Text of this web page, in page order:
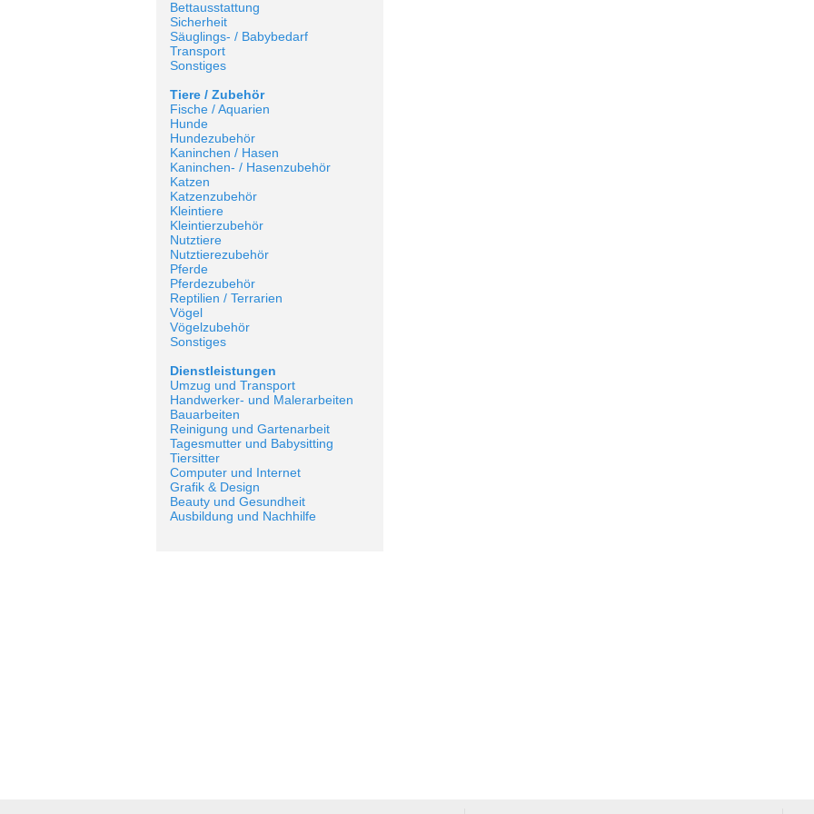
Bettausstattung
Sicherheit
Säuglings- / Babybedarf
Transport
Sonstiges
Tiere / Zubehör
Fische / Aquarien
Hunde
Hundezubehör
Kaninchen / Hasen
Kaninchen- / Hasenzubehör
Katzen
Katzenzubehör
Kleintiere
Kleintierzubehör
Nutztiere
Nutztierezubehör
Pferde
Pferdezubehör
Reptilien / Terrarien
Vögel
Vögelzubehör
Sonstiges
Dienstleistungen
Umzug und Transport
Handwerker- und Malerarbeiten
Bauarbeiten
Reinigung und Gartenarbeit
Tagesmutter und Babysitting
Tiersitter
Computer und Internet
Grafik & Design
Beauty und Gesundheit
Ausbildung und Nachhilfe